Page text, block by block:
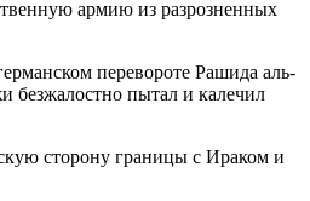
армию из разрозненных
перевороте Рашида аль-
безжалостно пытал и калечил
сторону границы с Ираком и